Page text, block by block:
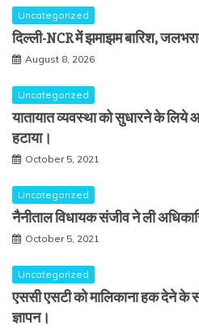
Uncategorized
दिल्ली-NCR में झमाझम बारिश,
August 8, 2026
Uncategorized
यातायात व्यवस्था को सुधारने के लिये
हटाया।
October 5, 2021
Uncategorized
नैनीताल विधायक संजीव ने ली
October 5, 2021
Uncategorized
एससी एसटी को मालिकाना हक देने के
ज्ञापन।